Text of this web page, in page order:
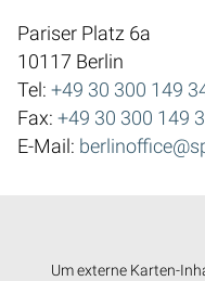
Pariser Platz 6a
10117 Berlin
Tel: +49 30 300 149
Fax: +49 30 300 149
E-Mail:
Um externe Karten-